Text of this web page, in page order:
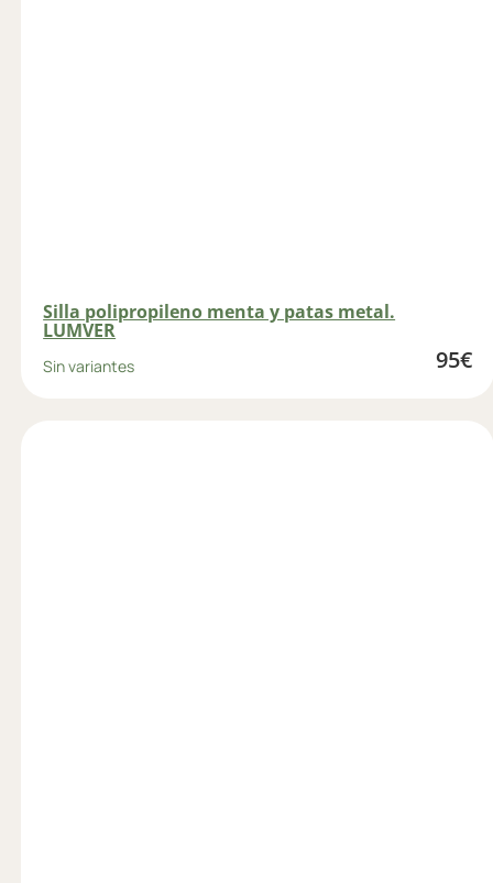
Silla polipropileno menta y patas metal.
LUMVER
Sin variantes 95€